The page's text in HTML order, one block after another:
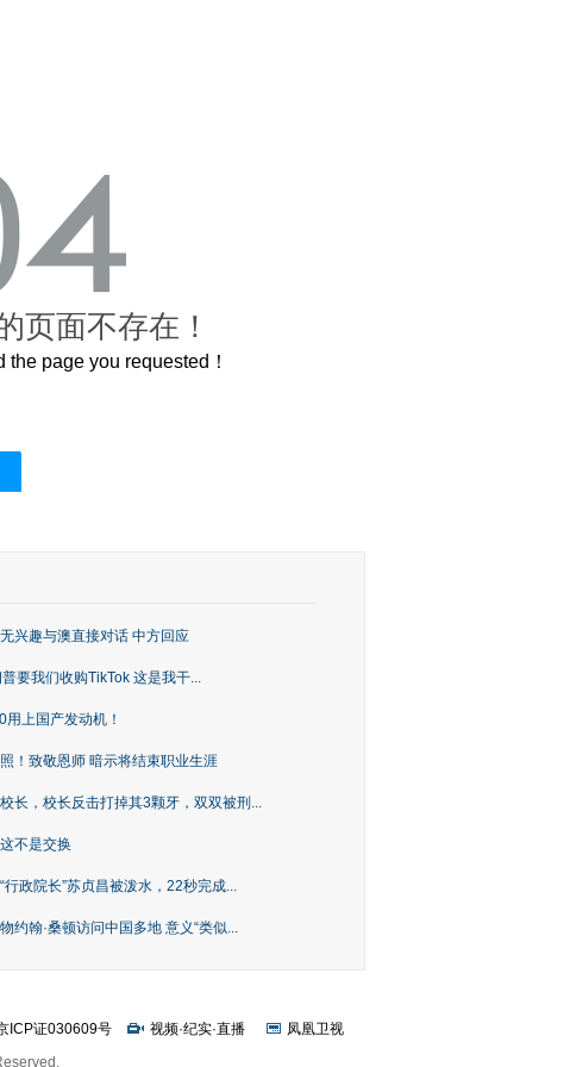
页面不存在！
the page you requested！
兴趣与澳直接对话 中方回应
要我们收购TikTok 这是我干...
上国产发动机！
！致敬恩师 暗示将结束职业生涯
长，校长反击打掉其3颗牙，双双被刑...
不是交换
行政院长”苏贞昌被泼水，22秒完成...
约翰·桑顿访问中国多地 意义“类似...
ICP证030609号 视频·纪实·直播
凤凰卫视